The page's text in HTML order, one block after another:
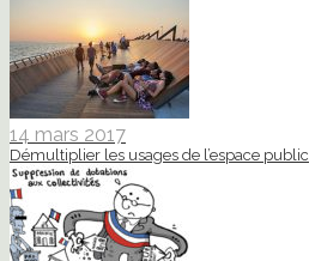
14 mars 2017
Démultiplier les usages de l’espace public